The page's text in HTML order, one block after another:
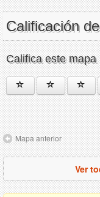
Calificación
Califica este mapa
Mapa anterior
Ver